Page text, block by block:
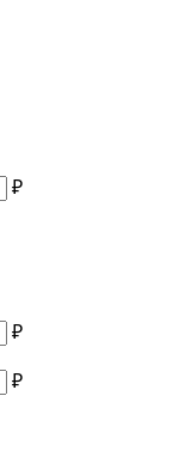
₽
₽
₽